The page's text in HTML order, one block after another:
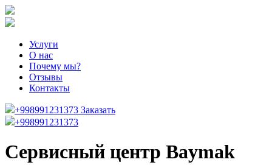
Услуги
О нас
Почему мы?
Отзывы
Контакты
+998991231373 Заказать
+998991231373
Сервисный центр Baymak